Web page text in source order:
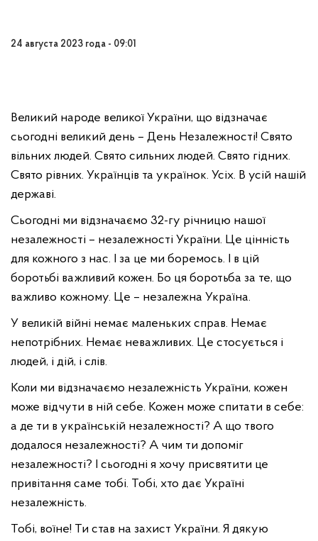
24 августа 2023 года - 09:01
Великий народе великої України, що відзначає
сьогодні великий день – День Незалежності! Свято
вільних людей. Свято сильних людей. Свято гідних.
Свято рівних. Українців та українок. Усіх. В усій нашій
державі.
Сьогодні ми відзначаємо 32-гу річницю нашої
незалежності – незалежності України. Це цінність
для кожного з нас. І за це ми боремось. І в цій
боротьбі важливий кожен. Бо ця боротьба за те, що
важливо кожному. Це – незалежна Україна.
У великій війні немає маленьких справ. Немає
непотрібних. Немає неважливих. Це стосується і
людей, і дій, і слів.
Коли ми відзначаємо незалежність України, кожен
може відчути в ній себе. Кожен може спитати в себе:
а де ти в українській незалежності? А що твого
додалося незалежності? А чим ти допоміг
незалежності? І сьогодні я хочу присвятити це
привітання саме тобі. Тобі, хто дає Україні
незалежність.
Тобі, воїне! Ти став на захист України. Я дякую